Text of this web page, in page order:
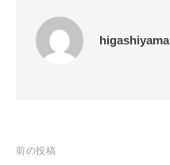
higashiyama
投
前の投稿